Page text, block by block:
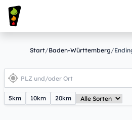
Start/Baden-Württemberg/
5km 10km 20km